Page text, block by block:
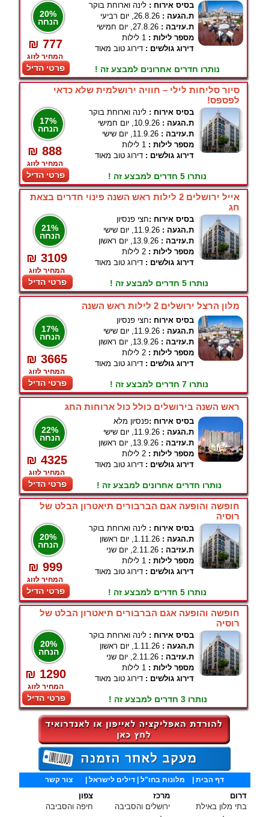
20%
הנחה
₪ 777
המחיר לזוג
פרטי הדיל
בסיס אירוח : לינה וארוחת בוקר
ת.הגעה : 26.8.26, יום רביעי
ת.עזיבה : 27.8.26, יום חמישי
מספר לילות : 1 לילות
דירוג גולשים : דירוג טוב מאוד
נותרו חדרים אחרונים למבצע זה !
סיור סליחות לילי – חוויה ירושלמית שלא כדאי
לפספס!
17%
הנחה
₪ 888
המחיר לזוג
פרטי הדיל
בסיס אירוח : לינה וארוחת בוקר
ת.הגעה : 10.9.26, יום חמישי
ת.עזיבה : 11.9.26, יום שישי
מספר לילות : 1 לילות
דירוג גולשים : דירוג טוב מאוד
נותרו 5 חדרים למבצע זה !
אייל ירושלים 2 לילות ראש השנה פינוי חדרים בצאת
חג
21%
הנחה
₪ 3109
המחיר לזוג
פרטי הדיל
בסיס אירוח :חצי פנסיון
ת.הגעה : 11.9.26, יום שישי
ת.עזיבה : 13.9.26, יום ראשון
מספר לילות : 2 לילות
דירוג גולשים : דירוג טוב מאוד
נותרו 5 חדרים למבצע זה !
מלון הרצל ירושלים 2 לילות ראש השנה
17%
הנחה
₪ 3665
המחיר לזוג
פרטי הדיל
בסיס אירוח :חצי פנסיון
ת.הגעה : 11.9.26, יום שישי
ת.עזיבה : 13.9.26, יום ראשון
מספר לילות : 2 לילות
דירוג גולשים : דירוג טוב מאוד
נותרו 7 חדרים למבצע זה !
ראש השנה בירושלים כולל כול ארוחות החג
22%
הנחה
₪ 4325
המחיר לזוג
פרטי הדיל
בסיס אירוח :פנסיון מלא
ת.הגעה : 11.9.26, יום שישי
ת.עזיבה : 13.9.26, יום ראשון
מספר לילות : 2 לילות
דירוג גולשים : דירוג טוב מאוד
נותרו חדרים אחרונים למבצע זה !
חופשה והופעה אגם הברבורים תיאטרון הבלט של
רוסיה
20%
הנחה
₪ 999
המחיר לזוג
פרטי הדיל
בסיס אירוח : לינה וארוחת בוקר
ת.הגעה : 1.11.26, יום ראשון
ת.עזיבה : 2.11.26, יום שני
מספר לילות : 1 לילות
דירוג גולשים : דירוג טוב מאוד
נותרו 5 חדרים למבצע זה !
חופשה והופעה אגם הברבורים תיאטרון הבלט של
רוסיה
20%
הנחה
₪ 1290
המחיר לזוג
פרטי הדיל
בסיס אירוח : לינה וארוחת בוקר
ת.הגעה : 1.11.26, יום ראשון
ת.עזיבה : 2.11.26, יום שני
מספר לילות : 1 לילות
דירוג גולשים : דירוג טוב מאוד
נותרו 3 חדרים למבצע זה !
דף הבית מלונות בחו"ל | דילים לישראל | צור קשר
צפון
חיפה והסביבה
מרכז
ירושלים והסביבה
דרום
בתי מלון באילת